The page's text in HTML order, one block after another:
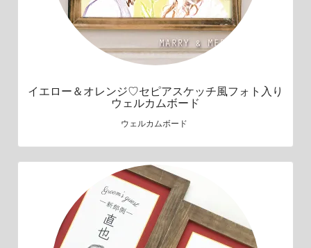
イエロー＆オレンジ♡セピアスケッチ風フォト入り
ウェルカムボード
ウェルカムボード